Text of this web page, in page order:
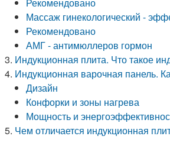
Массаж гинекологический -
Рекомендовано
АМГ - антимюллеров гормон
Индукционная плита. Что такое
Индукционная варочная панель.
Дизайн
Конфорки и зоны нагрева
Мощность и
Чем отличается индукционная